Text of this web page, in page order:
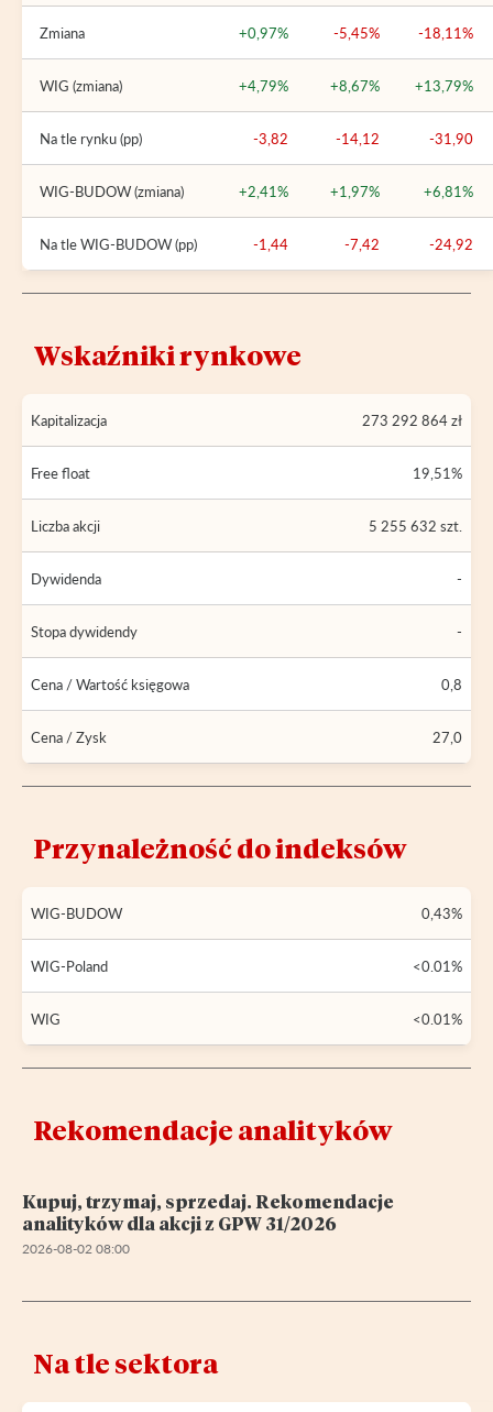
Zmiana +0,97% -5,45% -18,11%
WIG (zmiana) +4,79% +8,67% +13,79%
Na tle rynku (pp) -3,82 -14,12 -31,90
WIG-BUDOW (zmiana) +2,41% +1,97% +6,81%
Na tle WIG-BUDOW (pp) -1,44 -7,42 -24,92
Wskaźniki rynkowe
Kapitalizacja 273 292 864 zł
Free float 19,51%
Liczba akcji 5 255 632 szt.
Dywidenda -
Stopa dywidendy -
Cena / Wartość księgowa 0,8
Cena / Zysk 27,0
Przynależność do indeksów
WIG-BUDOW 0,43%
WIG-Poland <0.01%
WIG <0.01%
Rekomendacje analityków
Kupuj, trzymaj, sprzedaj. Rekomendacje
analityków dla akcji z GPW 31/2026
2026-08-02 08:00
Na tle sektora